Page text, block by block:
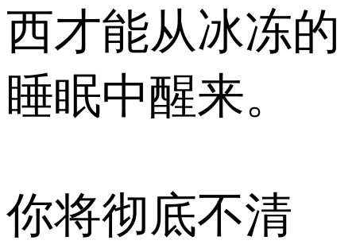
西才能从冰冻的
睡眠中醒来。
你将彻底不清